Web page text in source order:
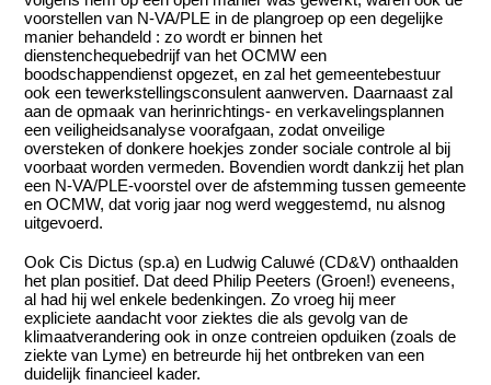
voorstellen van N-VA/PLE in de plangroep op een degelijke
manier behandeld : zo wordt er binnen het
dienstenchequebedrijf van het OCMW een
boodschappendienst opgezet, en zal het gemeentebestuur
ook een tewerkstellingsconsulent aanwerven. Daarnaast zal
aan de opmaak van herinrichtings- en verkavelingsplannen
een veiligheidsanalyse voorafgaan, zodat onveilige
oversteken of donkere hoekjes zonder sociale controle al bij
voorbaat worden vermeden. Bovendien wordt dankzij het plan
een N-VA/PLE-voorstel over de afstemming tussen gemeente
en OCMW, dat vorig jaar nog werd weggestemd, nu alsnog
uitgevoerd.
Ook Cis Dictus (sp.a) en Ludwig Caluwé (CD&V) onthaalden
het plan positief. Dat deed Philip Peeters (Groen!) eveneens,
al had hij wel enkele bedenkingen. Zo vroeg hij meer
expliciete aandacht voor ziektes die als gevolg van de
klimaatverandering ook in onze contreien opduiken (zoals de
ziekte van Lyme) en betreurde hij het ontbreken van een
duidelijk financieel kader.